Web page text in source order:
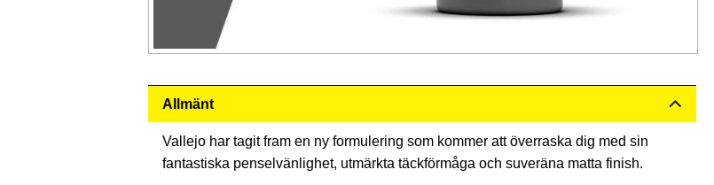
Allmänt
Vallejo har tagit fram en ny formulering som kommer att överraska dig med sin
fantastiska penselvänlighet, utmärkta täckförmåga och suveräna matta finish.